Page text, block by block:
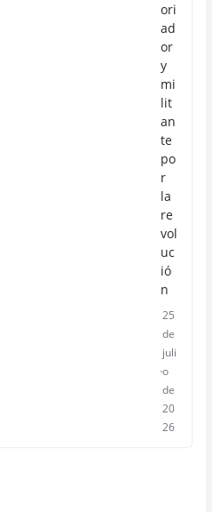
ori
ad
or
y
mi
lit
an
te
po
r
la
re
vol
uc
ió
n
25
de
juli
o
de
20
26